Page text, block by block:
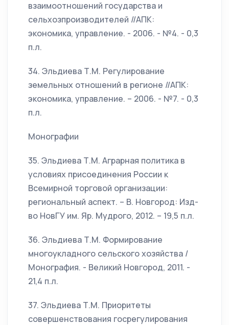
взаимоотношений государства и
сельхозпроизводителей //АПК:
экономика, управление. - 2006. - №4. - 0,3
п.л.
34. Эльдиева Т.М. Регулирование
земельных отношений в регионе //АПК:
экономика, управление. – 2006. - №7. - 0,3
п.л.
Монографии
35. Эльдиева Т.М. Аграрная политика в
условиях присоединения России к
Всемирной торговой организации:
региональный аспект. – В. Новгород: Изд-
во НовГУ им. Яр. Мудрого, 2012. – 19,5 п.л.
36. Эльдиева Т.М. Формирование
многоукладного сельского хозяйства /
Монография. - Великий Новгород, 2011. -
21,4 п.л.
37. Эльдиева Т.М. Приоритеты
совершенствования госрегулирования